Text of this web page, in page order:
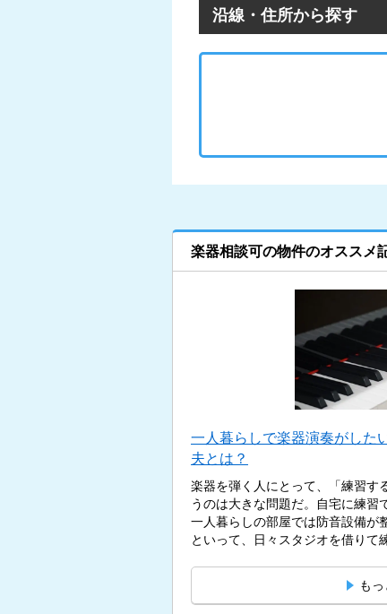
沿線・住所から探す
楽器相談可の物件のオススメ
一人暮らしで楽器演奏がした
夫とは？
楽器を弾く人にとって、「練習す
うのは大きな問題だ。自宅に練習
一人暮らしの部屋では防音設備が
といって、日々スタジオを借りて
も